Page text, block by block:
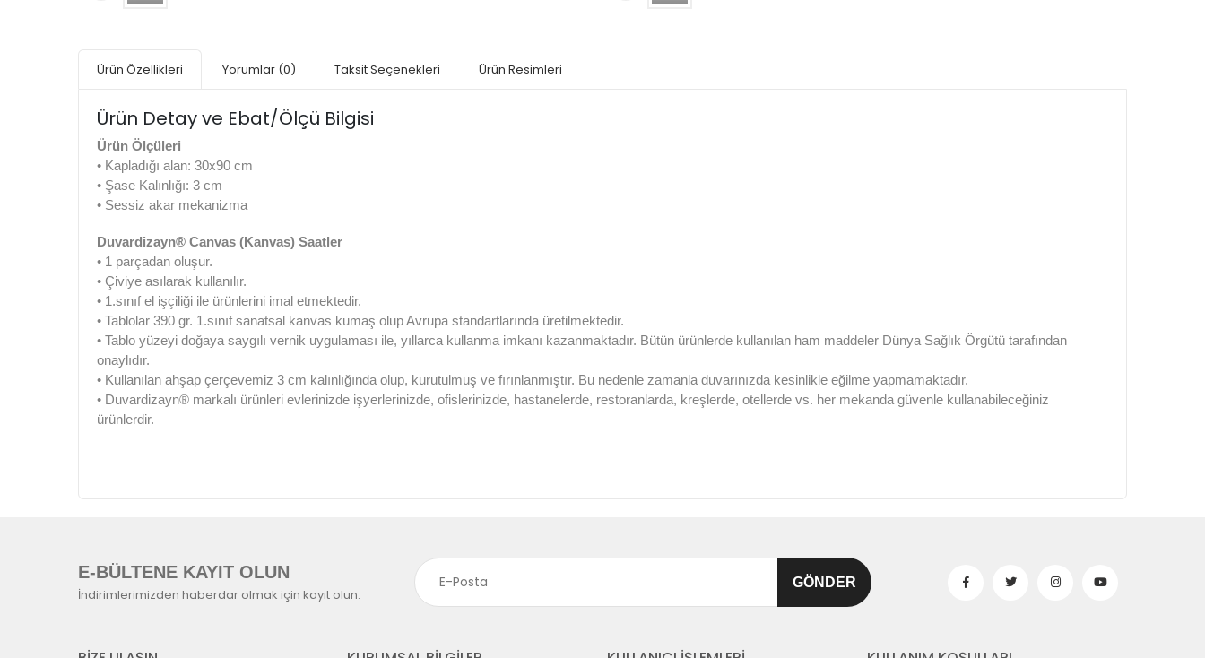
Ürün Özellikleri Yorumlar (0) Taksit Seçenekleri Ürün Resimleri
Ürün Detay ve Ebat/Ölçü Bilgisi
Ürün Ölçüleri
• Kapladığı alan: 30x90 cm
• Şase Kalınlığı: 3 cm
• Sessiz akar mekanizma
Duvardizayn® Canvas (Kanvas) Saatler
• 1 parçadan oluşur.
• Çiviye asılarak kullanılır.
• 1.sınıf el işçiliği ile ürünlerini imal etmektedir.
• Tablolar 390 gr. 1.sınıf sanatsal kanvas kumaş olup Avrupa standartlarında üretilmektedir.
• Tablo yüzeyi doğaya saygılı vernik uygulaması ile, yıllarca kullanma imkanı kazanmaktadır. Bütün ürünlerde kullanılan ham maddeler Dünya Sağlık Örgütü tarafından
onaylıdır.
• Kullanılan ahşap çerçevemiz 3 cm kalınlığında olup, kurutulmuş ve fırınlanmıştır. Bu nedenle zamanla duvarınızda kesinlikle eğilme yapmamaktadır.
• Duvardizayn® markalı ürünleri evlerinizde işyerlerinizde, ofislerinizde, hastanelerde, restoranlarda, kreşlerde, otellerde vs. her mekanda güvenle kullanabileceğiniz
ürünlerdir.
E-BÜLTENE KAYIT OLUN
İndirimlerimizden haberdar olmak için kayıt olun.